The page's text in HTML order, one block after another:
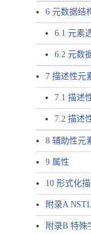
6 元数据结
6.1 元素
6.2 元数
7 描述性元
7.1 描述
7.2 描述
8 辅助性元
9 属性
10 形式化
附录A
附录B 特殊